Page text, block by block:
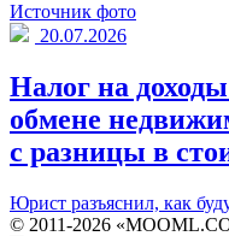
Источник фото
20.07.2026
Налог на
обмене
с разницы в
Юрист разъяснил, как
© 2011-2026